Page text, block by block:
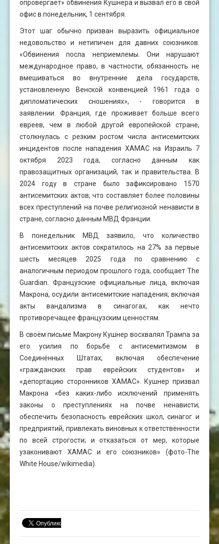
опровергает» обвинения Кушнера и вызвал его в свой
офис в понедельник, 1 сентября.
Этот шаг обычно призван выразить официальное
недовольство и нетипичен для давних союзников.
«Обвинения посла неприемлемы. Они нарушают
международное право, в частности, обязанность не
вмешиваться во внутренние дела государств,
установленную Венской конвенцией 1961 года о
дипломатических сношениях», - говорится в
заявлении. Франция, где проживает больше всего
евреев, чем в любой другой европейской стране,
столкнулась с резким ростом числа антисемитских
инцидентов после нападения ХАМАС на Израиль 7
октября 2023 года, согласно данным как
правозащитных организаций, так и правительства. В
2024 году в стране было зафиксировано 1570
антисемитских актов, что составляет более половины
всех преступлений на почве религиозной ненависти в
стране, согласно данным МВД Франции.
В понедельник МВД заявило, что количество
антисемитских актов сократилось на 27% за первые
шесть месяцев 2025 года по сравнению с
аналогичным периодом прошлого года, сообщает The
Guardian. Французские официальные лица, включая
Макрона, осудили антисемитские нападения, включая
акты вандализма в синагогах, как нечто
противоречащее французским ценностям.
В своём письме Макрону Кушнер восхвалял Трампа за
его усилия по борьбе с антисемитизмом в
Соединённых Штатах, включая обеспечение
«гражданских прав еврейских студентов» и
«депортацию сторонников ХАМАС». Кушнер призвал
Макрона «без каких-либо исключений применять
законы о преступлениях на почве ненависти;
обеспечить безопасность еврейских школ, синагог и
предприятий, привлекать виновных к ответственности
по всей строгости; и отказаться от мер, которые
узаконивают ХАМАС и его союзников» (фото-The
White House/wikimedia).